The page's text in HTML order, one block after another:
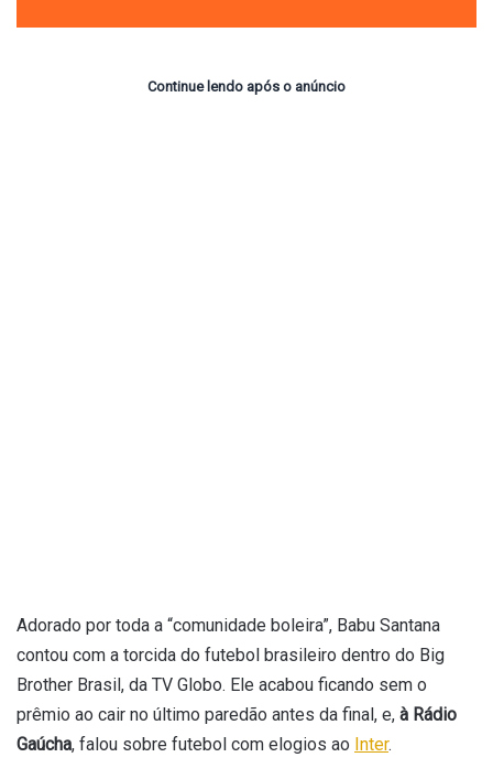
Continue lendo após o anúncio
Adorado por toda a “comunidade boleira”, Babu Santana
contou com a torcida do futebol brasileiro dentro do Big
Brother Brasil, da TV Globo. Ele acabou ficando sem o
prêmio ao cair no último paredão antes da final, e, à Rádio
Gaúcha, falou sobre futebol com elogios ao Inter.